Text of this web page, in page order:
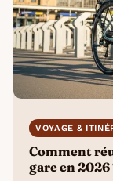
VOYAGE &
Comment
gare en 2026